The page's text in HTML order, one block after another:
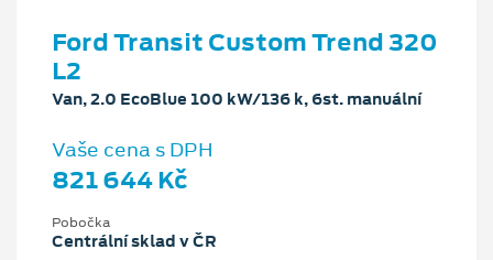
Ford Transit Custom Trend 320
L2
Van, 2.0 EcoBlue 100 kW/136 k, 6st. manuální
Vaše cena s DPH
821 644 Kč
Pobočka
Centrální sklad v ČR